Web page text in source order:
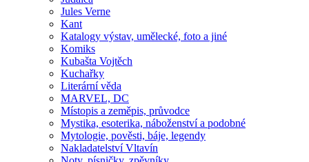
Jules Verne
Kant
Katalogy výstav, umělecké, foto a jiné
Komiks
Kubašta Vojtěch
Kuchařky
Literární věda
MARVEL, DC
Místopis a zeměpis, průvodce
Mystika, esoterika, náboženství a podobné
Mytologie, pověsti, báje, legendy
Nakladatelství Vltavín